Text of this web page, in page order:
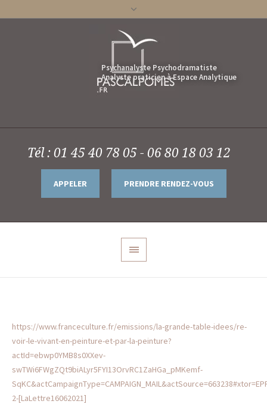
Tél : 01 45 40 78 05 - 06 80 18 03 12
APPELER PRENDRE RENDEZ-VOUS
https://www.franceculture.fr/emissions/la-grande-table-idees/re-
voir-le-vivant-en-peinture-et-par-la-peinture?
actId=ebwp0YMB8s0XXev-
swTWi6FWgZQt9biALyr5FYI13OrvRC1ZaHGa_pMKemf-
2-[LaLettre16062021]